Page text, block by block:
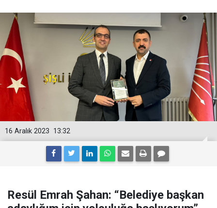
13:32
16 Aralık 2023
Resül Emrah Şahan: “Belediye başkan